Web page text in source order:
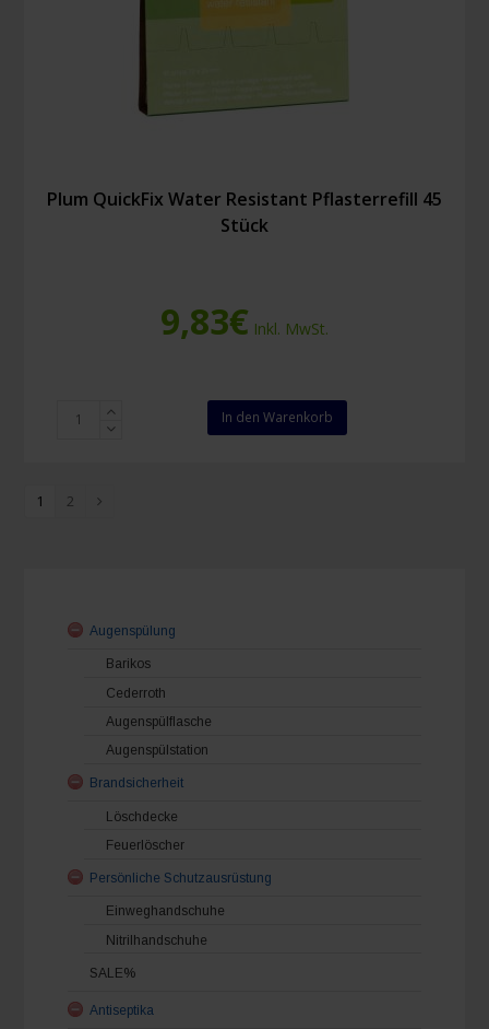
Plum QuickFix Water Resistant Pflasterrefill 45
Stück
9,83€ Inkl. MwSt.
Plum
QuickFix
Pflasterrefill
In den Warenkorb
1 2
Augenspülung
Barikos
Cederroth
Augenspülflasche
Augenspülstation
Brandsicherheit
Löschdecke
Feuerlöscher
Persönliche Schutzausrüstung
Einweghandschuhe
Nitrilhandschuhe
SALE%
Antiseptika